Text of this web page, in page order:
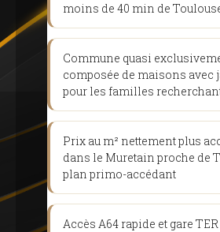
moins de 40 min de
Commune quasi
composée de maisons avec
pour les familles
Prix ​​au m² nettement plus
dans le Muretain proche de
plan primo-accédant
Accès A64 rapide et gare